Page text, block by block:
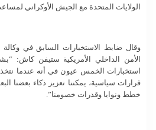
الولايات المتحدة مع الجيش الأوكراني
وقال ضابط الاستخبارات السابق في وكالة
الأمن الداخلي الأمريكية ستيفن كاش:
استخبارات الخمس عيون في أنه عندما
قرارات سياسية، يمكننا تعزيز ذكاء بعضنا
خطط ونوايا وقدرات خصومنا”.